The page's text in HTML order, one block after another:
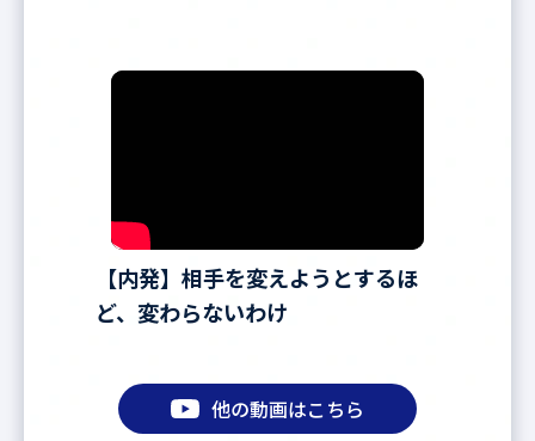
【内発】相手を変えようとするほ
ど、変わらないわけ
他の動画はこちら